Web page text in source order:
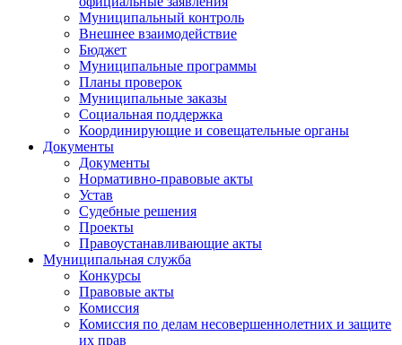
Муниципальный контроль
Внешнее взаимодействие
Бюджет
Муниципальные программы
Планы проверок
Муниципальные заказы
Социальная поддержка
Координирующие и совещательные органы
Документы
Документы
Нормативно-правовые акты
Устав
Судебные решения
Проекты
Правоустанавливающие акты
Муниципальная служба
Конкурсы
Правовые акты
Комиссия
Комиссия по делам несовершеннолетних и защите
их прав